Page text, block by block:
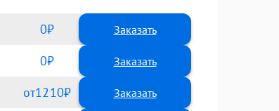
0 Заказать
0 Заказать
1210